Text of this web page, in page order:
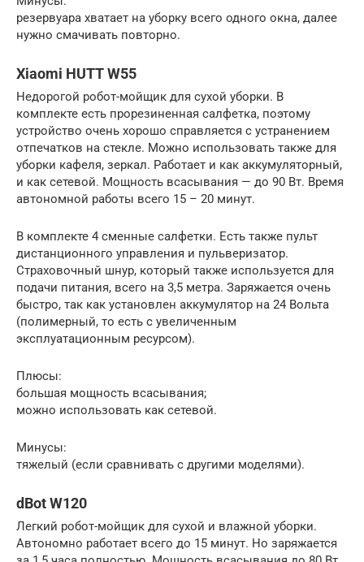
резервуара хватает на уборку всего одного окна, далее
нужно смачивать повторно.
Xiaomi HUTT W55
Недорогой робот-мойщик для сухой уборки. В
комплекте есть прорезиненная салфетка, поэтому
устройство очень хорошо справляется с устранением
отпечатков на стекле. Можно использовать также для
уборки кафеля, зеркал. Работает и как аккумуляторный,
и как сетевой. Мощность всасывания — до 90 Вт. Время
автономной работы всего 15 – 20 минут.
В комплекте 4 сменные салфетки. Есть также пульт
дистанционного управления и пульверизатор.
Страховочный шнур, который также используется для
подачи питания, всего на 3,5 метра. Заряжается очень
быстро, так как установлен аккумулятор на 24 Вольта
(полимерный, то есть с увеличенным
эксплуатационным ресурсом).
Плюсы:
большая мощность всасывания;
можно использовать как сетевой.
Минусы:
тяжелый (если сравнивать с другими моделями).
dBot W120
Легкий робот-мойщик для сухой и влажной уборки.
Автономно работает всего до 15 минут. Но заряжается